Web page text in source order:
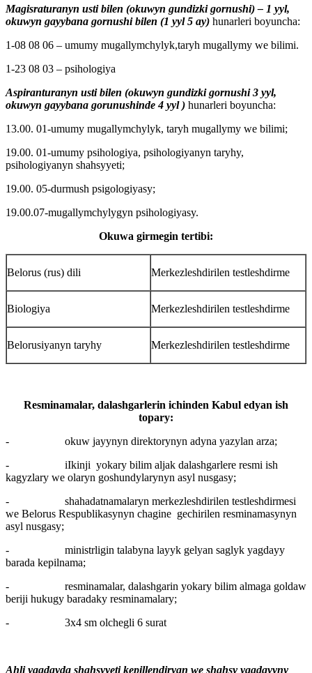
Magisraturanyn usti bilen (okuwyn gundizki gornushi) – 1 yyl,
оkuwyn gayybana gornushi bilen (1 yyl 5 ay) hunarleri boyuncha:
1-08 08 06 – umumy mugallymchylyk,taryh mugallymy we bilimi.
1-23 08 03 – psihologiya
Aspiranturanyn usti bilen (okuwyn gundizki gornushi 3 yyl,
okuwyn gayybana gorunushinde 4 yyl ) hunarleri boyuncha:
13.00. 01-umumy mugallymchylyk, taryh mugallymy we bilimi;
19.00. 01-umumy psihologiya, psihologiyanyn taryhy,
psihologiyanyn shahsyyeti;
19.00. 05-durmush psigologiyasy;
19.00.07-mugallymchylygyn psihologiyasy.
Okuwa girmegin tertibi:
Belorus (rus) dili Merkezleshdirilen testleshdirme
Biologiya Merkezleshdirilen testleshdirme
Belorusiyanyn taryhy Merkezleshdirilen testleshdirme
Resminamalar, dalashgarlerin ichinden Kabul edyan ish
topary:
- okuw jayynyn direktorynyn adyna yazylan arza;
- iIkinji yokary bilim aljak dalashgarlere resmi ish
kagyzlary we olaryn goshundylarynyn asyl nusgasy;
- shahadatnamalaryn merkezleshdirilen testleshdirmesi
we Belorus Respublikasynyn chagine gechirilen resminamasynyn
asyl nusgasy;
- ministrligin talabyna layyk gelyan saglyk yagdayy
barada kepilnama;
- resminamalar, dalashgarin yokary bilim almaga goldaw
beriji hukugy baradaky resminamalary;
- 3x4 sm olchegli 6 surat
Ahli yagdayda shahsyyeti kepillendiryan we shahsy yagdayyny